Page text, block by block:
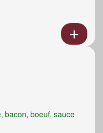
bacon, boeuf, sauce